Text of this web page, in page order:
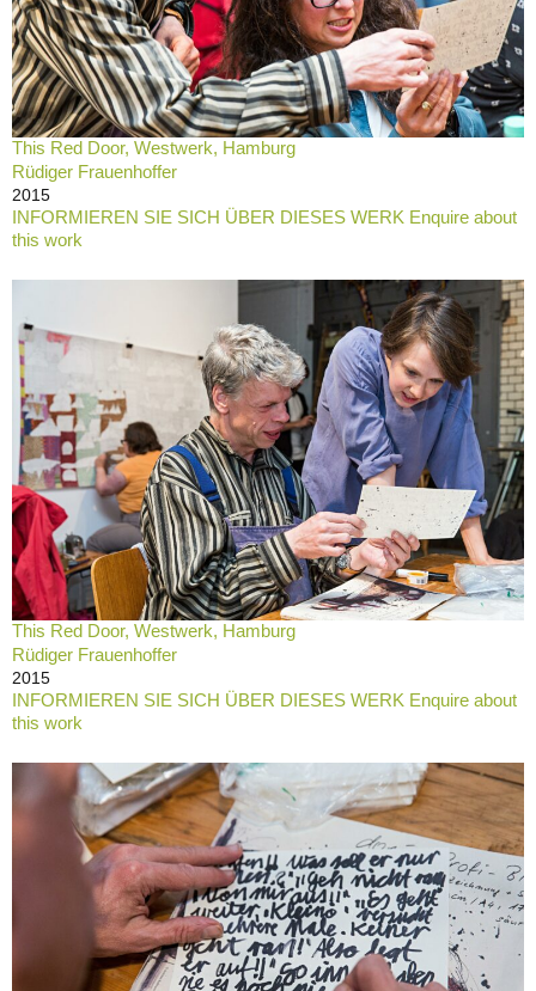
This Red Door, Westwerk, Hamburg
Rüdiger Frauenhoffer
2015
INFORMIEREN SIE SICH ÜBER DIESES WERK Enquire about
this work
This Red Door, Westwerk, Hamburg
Rüdiger Frauenhoffer
2015
INFORMIEREN SIE SICH ÜBER DIESES WERK Enquire about
this work